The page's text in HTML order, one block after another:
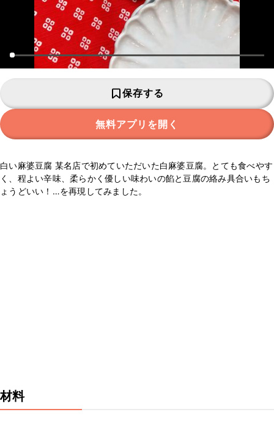
保存する
無料アプリを開く
白い麻婆豆腐 某名店で初めていただいた白麻婆豆腐。とても食べやす
く、程よい辛味、柔らかく優しい味わいの餡と豆腐の絡み具合いもち
ょうどいい！…を再現してみました。
材料